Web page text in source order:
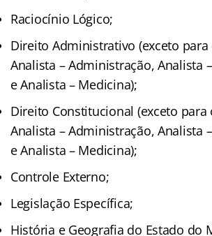
Raciocínio Lógico;
Direito Administrativo (exceto para
Analista – Administração, Analista
e Analista – Medicina);
Direito Constitucional (exceto para
Analista – Administração, Analista
e Analista – Medicina);
Controle Externo;
Legislação Específica;
História e Geografia do Estado do